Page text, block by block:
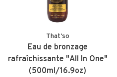
That'so
Eau de bronzage
rafraîchissante "All In One"
(500ml/16.9oz)